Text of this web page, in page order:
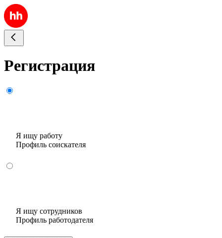
Регистрация
Я ищу работу
Профиль соискателя
Я ищу сотрудников
Профиль работодателя